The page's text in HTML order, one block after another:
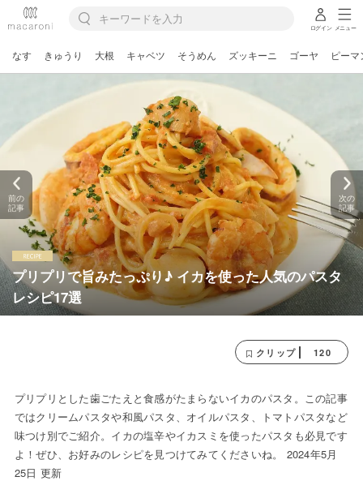
ログイン メニュー
なす きゅうり 大根 キャベツ そうめん ズッキーニ ゴーヤ ピーマ
プリプリで旨みたっぷり♪ イカを使った人気のパスタ
レシピ17選
前の
記事
次の
記事
クリップ 120
プリプリとした歯ごたえと食感がたまらないイカのパスタ。この記事
ではクリームパスタや和風パスタ、オイルパスタ、トマトパスタなど
味つけ別でご紹介。イカの塩辛やイカスミを使ったパスタも必見です
よ！ぜひ、お好みのレシピを見つけてみてくださいね。 2024年5月
25日 更新